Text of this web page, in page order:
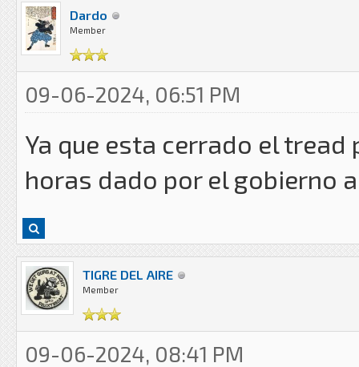
Dardo
Member
09-06-2024, 06:51 PM
Ya que esta cerrado el tread
horas dado por el gobierno
TIGRE DEL AIRE
Member
09-06-2024, 08:41 PM